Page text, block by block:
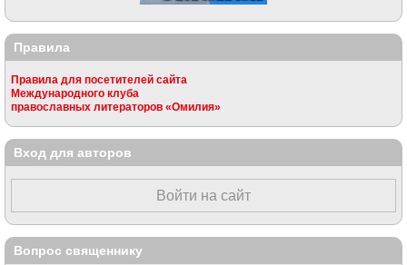
Правила
Правила для посетителей сайта
Международного клуба
православных литераторов «Омилия»
Вход для авторов
Войти на сайт
Вопрос священнику